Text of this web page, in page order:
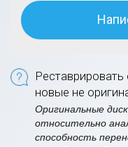
Реставрировать
новые не
Оригинальные
относительно
способность